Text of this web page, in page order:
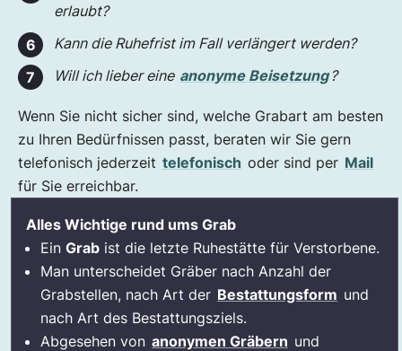
erlaubt?
Kann die Ruhefrist im Fall verlängert werden?
Will ich lieber eine anonyme Beisetzung ?
Wenn Sie nicht sicher sind, welche Grabart am besten
zu Ihren Bedürfnissen passt, beraten wir Sie gern
telefonisch jederzeit telefonisch oder sind per Mail
für Sie erreichbar.
Alles Wichtige rund ums Grab
Ein Grab ist die letzte Ruhestätte für Verstorbene.
Man unterscheidet Gräber nach Anzahl der
Grabstellen, nach Art der Bestattungsform und
nach Art des Bestattungsziels.
Abgesehen von anonymen Gräbern und